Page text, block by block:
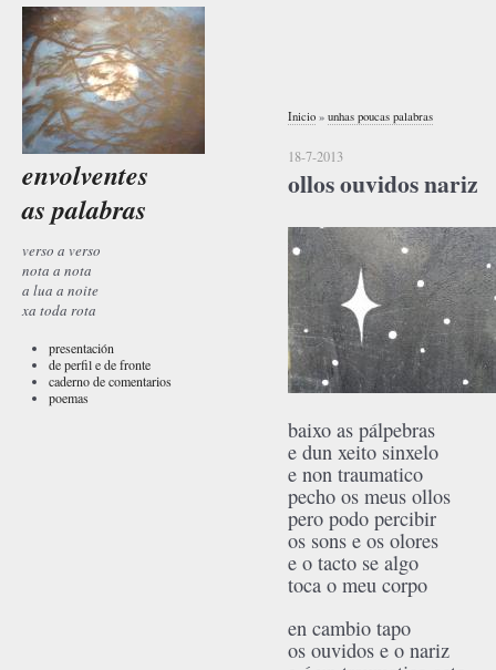
envolventes
as palabras
verso a verso
nota a nota
a lua a noite
xa toda rota
presentación
de perfil e de fronte
caderno de comentarios
poemas
Inicio » unhas poucas palabras
18-7-2013
ollos ouvidos nariz
baixo as pálpebras
e dun xeito sinxelo
e non traumatico
pecho os meus ollos
pero podo percibir
os sons e os olores
e o tacto se algo
toca o meu corpo
en cambio tapo
os ouvidos e o nariz